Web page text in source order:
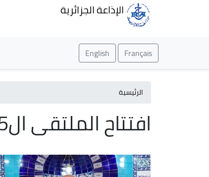
الإذاعة الجزائرية
Français
English
الرئيسية
افتتاح الملتقى ال15 لسلسلة الدروس المحمدية